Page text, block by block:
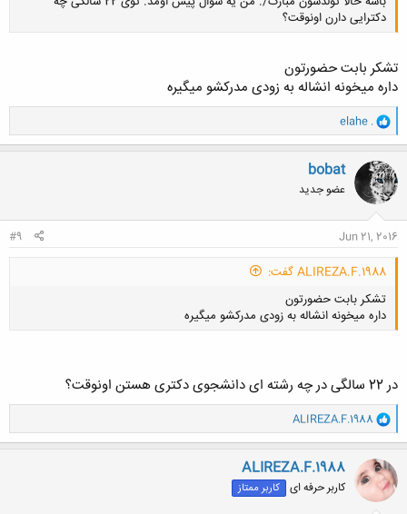
دکترایی دارن اونوقت؟
تشکر بابت حضورتون
داره میخونه انشاله به زودی مدرکشو میگیره
ا
ک
ن
ش
ه
ا
elahe .
bobat
عضو جدید
Jun 21, 2016
#9
ALIREZA.F.1988 گفت:
تشکر بابت حضورتون
داره میخونه انشاله به زودی مدرکشو میگیره
در 22 سالگی در چه رشته ای دانشجوی دکتری هستن اونوقت؟
و
ا
ک
ن
ش
ه
ا
ALIREZA.F.1988
ALIREZA.F.1988
کاربر حرفه ای کاربر ممتاز